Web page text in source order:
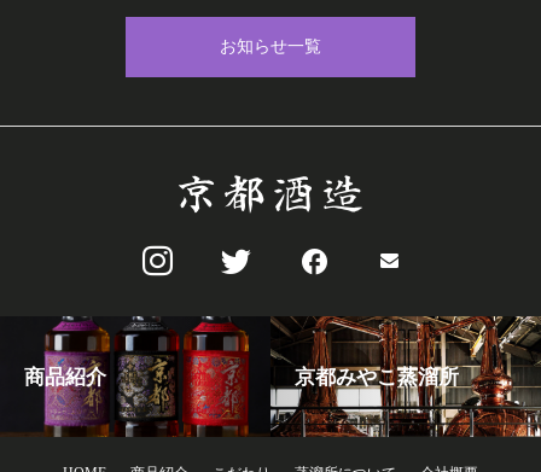
お知らせ一覧
商品紹介 京都みやこ蒸溜所